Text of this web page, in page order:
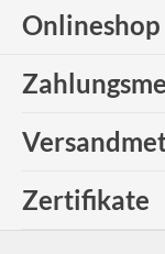
Onlineshop
Zertifikate